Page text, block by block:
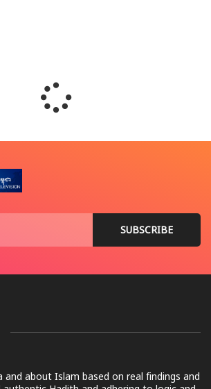
and about Islam based on real findings and